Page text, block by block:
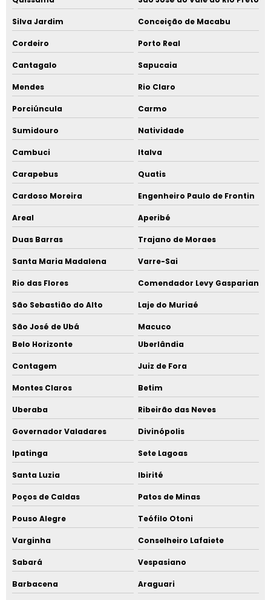
Silva Jardim Conceição de Macabu
Cordeiro Porto Real
Cantagalo Sapucaia
Mendes Rio Claro
Porciúncula Carmo
Sumidouro Natividade
Cambuci Italva
Carapebus Quatis
Cardoso Moreira Engenheiro Paulo de Frontin
Areal Aperibé
Duas Barras Trajano de Moraes
Santa Maria Madalena Varre-Sai
Rio das Flores Comendador Levy Gasparian
São Sebastião do Alto Laje do Muriaé
São José de Ubá
Macuco
Belo Horizonte
Uberlândia
Contagem Juiz de Fora
Montes Claros Betim
Uberaba Ribeirão das Neves
Governador Valadares Divinópolis
Ipatinga Sete Lagoas
Santa Luzia Ibirité
Poços de Caldas Patos de Minas
Pouso Alegre Teófilo Otoni
Varginha Conselheiro Lafaiete
Sabará Vespasiano
Barbacena Araguari